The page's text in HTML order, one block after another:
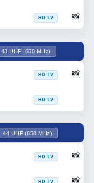
HD TV 📸
43 UHF (650 MHz)
HD TV 📸
HD TV
44 UHF (658 MHz)
HD TV 📸
HD TV 📸